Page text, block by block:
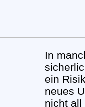
In
ein
neues
nicht all